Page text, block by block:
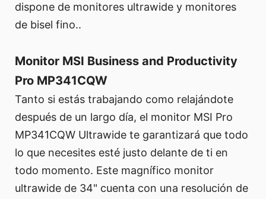
dispone de monitores ultrawide y monitores
de bisel fino..
Monitor MSI Business and Productivity
Pro MP341CQW
Tanto si estás trabajando como relajándote
después de un largo día, el monitor MSI Pro
MP341CQW Ultrawide te garantizará que todo
lo que necesites esté justo delante de ti en
todo momento. Este magnífico monitor
ultrawide de 34" cuenta con una resolución de